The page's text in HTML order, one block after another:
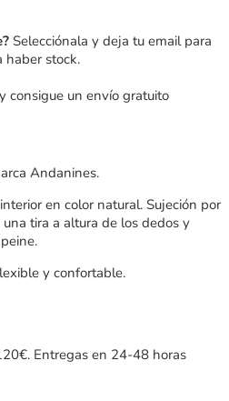
Selecciónala y deja tu email para
haber stock.
consigue un envío gratuito
Andanines.
en color natural. Sujeción por
tira a altura de los dedos y
y confortable.
Entregas en 24-48 horas